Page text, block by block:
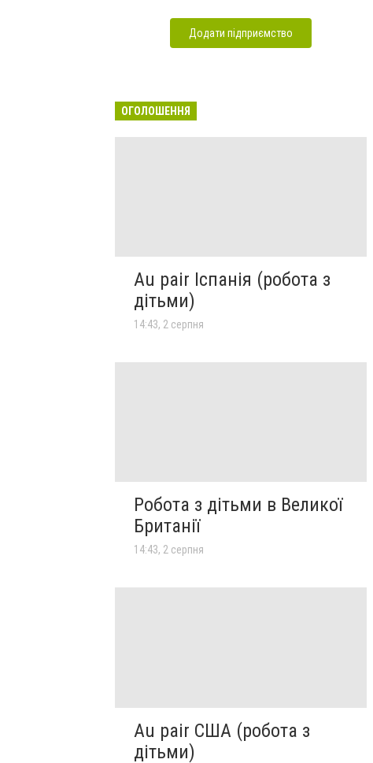
Додати підприємство
ОГОЛОШЕННЯ
Au pair Іспанія (робота з
дітьми)
14:43, 2 серпня
Робота з дітьми в Великої
Британії
14:43, 2 серпня
Au pair США (робота з
дітьми)